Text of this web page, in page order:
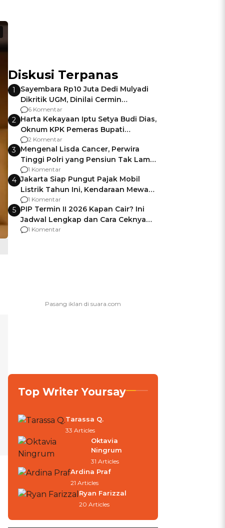
Diskusi Terpanas
1
Sayembara Rp10 Juta Dedi Mulyadi
Dikritik UGM, Dinilai Cermin
Gagalnya Negara Jamin Keamanan
6 Komentar
2 Harta Kekayaan Iptu Setya Budi Dias,
Oknum KPK Pemeras Bupati
Pemalang
2 Komentar
3 Mengenal Lisda Cancer, Perwira
Tinggi Polri yang Pensiun Tak Lama
Usai Jadi Brigjen
1 Komentar
4 Jakarta Siap Pungut Pajak Mobil
Listrik Tahun Ini, Kendaraan Mewah
Kena hingga 75% PKB
1 Komentar
5 PIP Termin II 2026 Kapan Cair? Ini
Jadwal Lengkap dan Cara Ceknya
agar Dana Tidak Hangus!
1 Komentar
Top Writer Yoursay
Tarassa Q.
33 Articles
Oktavia
Ningrum
31 Articles
Ardina Praf
21 Articles
Ryan Farizzal
20 Articles